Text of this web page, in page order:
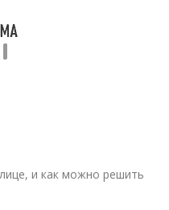
и как можно решить